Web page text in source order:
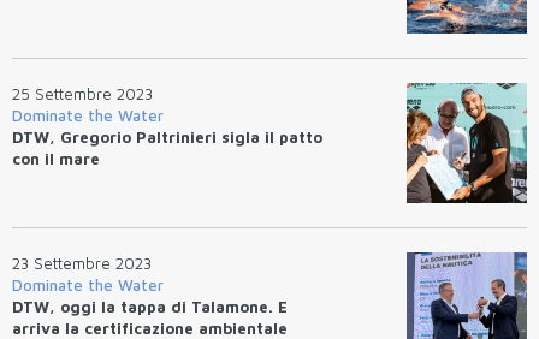
25 Settembre 2023
Dominate the Water
DTW, Gregorio Paltrinieri sigla il patto
con il mare
23 Settembre 2023
Dominate the Water
DTW, oggi la tappa di Talamone. E
arriva la certificazione ambientale